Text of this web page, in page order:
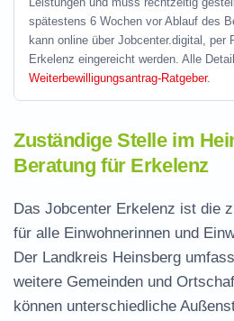
spätestens 6 Wochen vor Ablauf des
kann online über Jobcenter.digital, per
Erkelenz eingereicht werden. Alle
Weiterbewilligungsantrag-Ratgeber.
Zuständige Stelle im
Beratung für Erkelenz
Das Jobcenter Erkelenz ist die
für alle Einwohnerinnen und
Der Landkreis Heinsberg
weitere Gemeinden und
können unterschiedliche